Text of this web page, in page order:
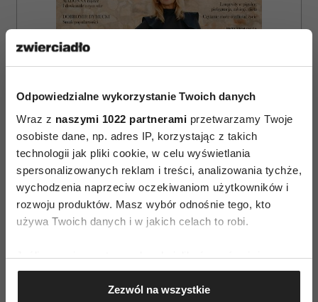
Odpowiedzialne wykorzystanie Twoich danych
Wraz z naszymi 1022 partnerami przetwarzamy Twoje
osobiste dane, np. adres IP, korzystając z takich
technologii jak pliki cookie, w celu wyświetlania
spersonalizowanych reklam i treści, analizowania tychże,
wychodzenia naprzeciw oczekiwaniom użytkowników i
rozwoju produktów. Masz wybór odnośnie tego, kto
używa Twoich danych i w jakich celach to robi.
Jeśli wyrazisz na to zgodę, chcielibyśmy również:
Gromadzić dane dotyczące Twojej lokalizacji
geograficznej z dokładnością nawet do kilku metrów
Zezwól na wszystkie
ZAMÓW
WYDANIE DRUKOWANE
E-WYDANIE